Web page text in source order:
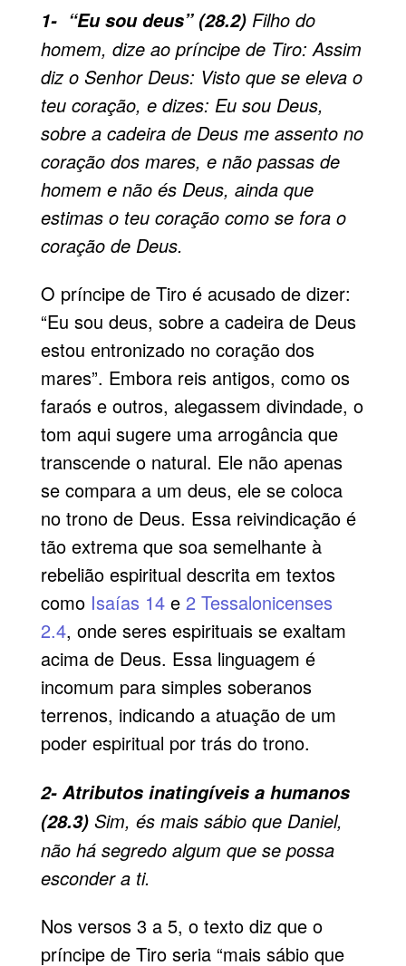
1- “Eu sou deus” (28.2)Filho do
homem, dize ao príncipe de Tiro: Assim
diz o Senhor Deus: Visto que se eleva o
teu coração, e dizes: Eu sou Deus,
sobre a cadeira de Deus me assento no
coração dos mares, e não passas de
homem e não és Deus, ainda que
estimas o teu coração como se fora o
coração de Deus.
O príncipe de Tiro é acusado de dizer:
“Eu sou deus, sobre a cadeira de Deus
estou entronizado no coração dos
mares”. Embora reis antigos, como os
faraós e outros, alegassem divindade, o
tom aqui sugere uma arrogância que
transcende o natural. Ele não apenas
se compara a um deus, ele se coloca
no trono de Deus. Essa reivindicação é
tão extrema que soa semelhante à
rebelião espiritual descrita em textos
como Isaías 14e 2 Tessalonicenses
2.4, onde seres espirituais se exaltam
acima de Deus. Essa linguagem é
incomum para simples soberanos
terrenos, indicando a atuação de um
poder espiritual por trás do trono.
2- Atributos inatingíveis a humanos
(28.3)Sim, és mais sábio que Daniel,
não há segredo algum que se possa
esconder a ti.
Nos versos 3 a 5, o texto diz que o
príncipe de Tiro seria “mais sábio que